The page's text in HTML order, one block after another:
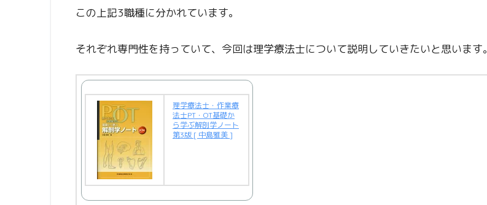
この上記3職種に分かれています。
それぞれ専門性を持っていて、今回は理学療法士について説明していきたいと思います。
理学療法士・作業療
法士PT・OT基礎か
ら学ぶ解剖学ノート
第3版 [ 中島雅美 ]